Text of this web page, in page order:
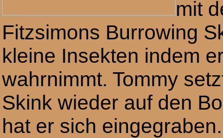
mit
Fitzsimons Burrowing
kleine Insekten indem
wahrnimmt. Tommy
Skink wieder auf den
hat er sich eingegraben.